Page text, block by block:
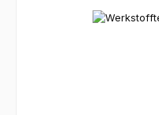
Bildergalerie